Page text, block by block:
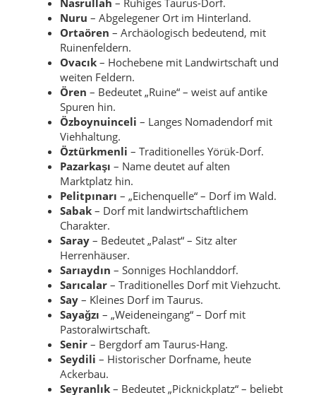
Nuru – Abgelegener Ort im Hinterland.
Ortaören – Archäologisch bedeutend, mit
Ruinenfeldern.
Ovacık – Hochebene mit Landwirtschaft und
weiten Feldern.
Ören – Bedeutet „Ruine“ – weist auf antike
Spuren hin.
Özboynuinceli – Langes Nomadendorf mit
Viehhaltung.
Öztürkmenli – Traditionelles Yörük-Dorf.
Pazarkaşı – Name deutet auf alten
Marktplatz hin.
Pelitpınarı – „Eichenquelle“ – Dorf im Wald.
Sabak – Dorf mit landwirtschaftlichem
Charakter.
Saray – Bedeutet „Palast“ – Sitz alter
Herrenhäuser.
Sarıaydın – Sonniges Hochlanddorf.
Sarıcalar – Traditionelles Dorf mit Viehzucht.
Say – Kleines Dorf im Taurus.
Sayağzı – „Weideneingang“ – Dorf mit
Pastoralwirtschaft.
Senir – Bergdorf am Taurus-Hang.
Seydili – Historischer Dorfname, heute
Ackerbau.
Seyranlık – Bedeutet „Picknickplatz“ – beliebt